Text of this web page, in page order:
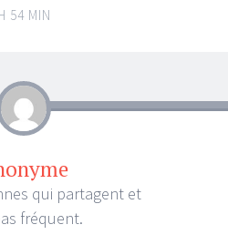
54 MIN
qui partagent et
fréquent.